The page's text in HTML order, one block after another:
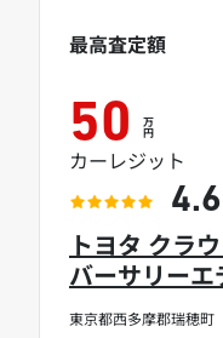
東京都西多摩郡瑞穂町
トヨタ クラ
バーサリー
最高査定額
50 万
円
カーレジット
4.6